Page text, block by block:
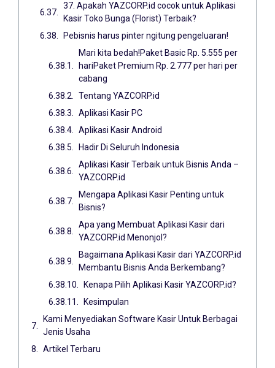
37. Apakah YAZCORP.id cocok untuk Aplikasi
Kasir Toko Bunga (Florist) Terbaik?
Pebisnis harus pinter ngitung pengeluaran!
Mari kita bedah!Paket Basic Rp. 5.555 per
hariPaket Premium Rp. 2.777 per hari per
cabang
Tentang YAZCORP.id
Aplikasi Kasir PC
Aplikasi Kasir Android
Hadir Di Seluruh Indonesia
Aplikasi Kasir Terbaik untuk Bisnis Anda –
YAZCORP.id
Mengapa Aplikasi Kasir Penting untuk
Bisnis?
Apa yang Membuat Aplikasi Kasir dari
YAZCORP.id Menonjol?
Bagaimana Aplikasi Kasir dari YAZCORP.id
Membantu Bisnis Anda Berkembang?
Kenapa Pilih Aplikasi Kasir YAZCORP.id?
Kesimpulan
Kami Menyediakan Software Kasir Untuk Berbagai
Jenis Usaha
Artikel Terbaru